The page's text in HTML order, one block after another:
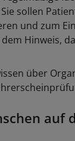
sollen
und zum
Hinweis,
über
auf